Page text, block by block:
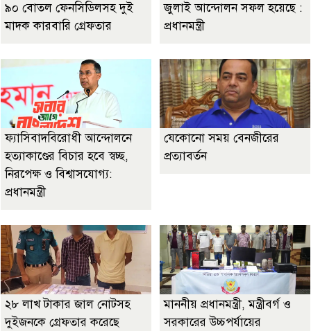
৯০ বোতল ফেনসিডিলসহ দুই
মাদক কারবারি গ্রেফতার
জুলাই আন্দোলন সফল হয়েছে :
প্রধানমন্ত্রী
ফ্যাসিবাদবিরোধী আন্দোলনে
হত্যাকাণ্ডের বিচার হবে স্বচ্ছ,
নিরপেক্ষ ও বিশ্বাসযোগ্য:
প্রধানমন্ত্রী
যেকোনো সময় বেনজীরের
প্রত্যাবর্তন
২৮ লাখ টাকার জাল নোটসহ
দুইজনকে গ্রেফতার করেছে
মাননীয় প্রধানমন্ত্রী, মন্ত্রীবর্গ ও
সরকারের উচ্চপর্যায়ের